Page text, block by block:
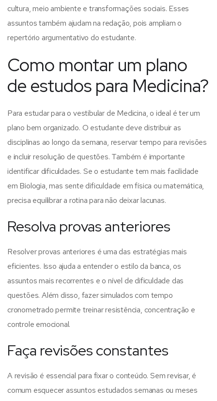
cultura, meio ambiente e transformações sociais. Esses
assuntos também ajudam na redação, pois ampliam o
repertório argumentativo do estudante.
Como montar um plano
de estudos para Medicina?
Para estudar para o vestibular de Medicina, o ideal é ter um
plano bem organizado. O estudante deve distribuir as
disciplinas ao longo da semana, reservar tempo para revisões
e incluir resolução de questões. Também é importante
identificar dificuldades. Se o estudante tem mais facilidade
em Biologia, mas sente dificuldade em física ou matemática,
precisa equilibrar a rotina para não deixar lacunas.
Resolva provas anteriores
Resolver provas anteriores é uma das estratégias mais
eficientes. Isso ajuda a entender o estilo da banca, os
assuntos mais recorrentes e o nível de dificuldade das
questões.Além disso, fazer simulados com tempo
cronometrado permite treinar resistência, concentração e
controle emocional.
Faça revisões constantes
A revisão é essencial para fixar o conteúdo. Sem revisar, é
comum esquecer assuntos estudados semanas ou meses